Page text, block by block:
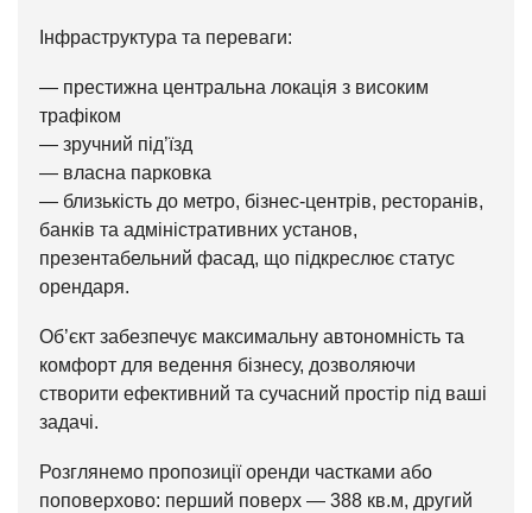
Інфраструктура та переваги:
— престижна центральна локація з високим
трафіком
— зручний під’їзд
— власна парковка
— близькість до метро, бізнес-центрів, ресторанів,
банків та адміністративних установ,
презентабельний фасад, що підкреслює статус
орендаря.
Об’єкт забезпечує максимальну автономність та
комфорт для ведення бізнесу, дозволяючи
створити ефективний та сучасний простір під ваші
задачі.
Розглянемо пропозиції оренди частками або
поповерхово: перший поверх — 388 кв.м, другий